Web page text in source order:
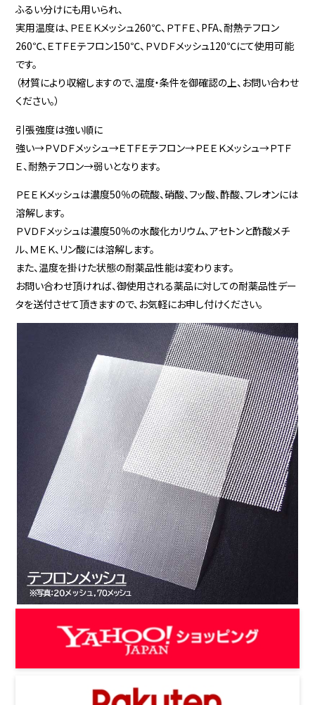
ふるい分けにも用いられ、
実用温度は、ＰＥＥＫメッシュ260℃、ＰＴＦＥ、PFA、耐熱テフロン
260℃、ＥＴＦＥテフロン150℃、ＰＶＤＦメッシュ120℃にて使用可能
です。
（材質により収縮しますので、温度・条件を御確認の上、お問い合わせ
ください。）
引張強度は強い順に
強い→ＰＶＤＦメッシュ→ＥＴＦＥテフロン→ＰＥＥＫメッシュ→ＰＴＦ
Ｅ、耐熱テフロン→弱いとなります。
ＰＥＥＫメッシュは濃度50％の硫酸、硝酸、フッ酸、酢酸、フレオンには
溶解します。
ＰＶＤＦメッシュは濃度50％の水酸化カリウム、アセトンと酢酸メチ
ル、ＭＥＫ、リン酸には溶解します。
また、温度を掛けた状態の耐薬品性能は変わります。
お問い合わせ頂ければ、御使用される薬品に対しての耐薬品性デー
タを送付させて頂きますので、お気軽にお申し付けください。